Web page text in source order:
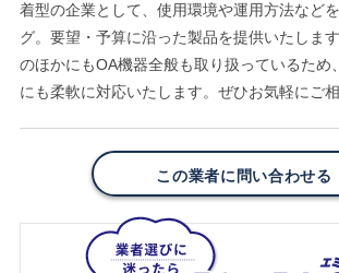
着型の企業として、使用環境や運用方法など
グ。要望・予算に沿った製品を提供いたしま
のほかにもOA機器全般も取り扱っているため
にも柔軟に対応いたします。ぜひお気軽にご相
この業者に問い合わせる